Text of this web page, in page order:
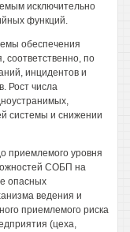
исключительно
функций.
обеспечения
соответственно, по
инцидентов и
Рост числа
системы и снижении
приемлемого уровня
СОБП на
опасных
ведения и
приемлемого риска
(цеха,